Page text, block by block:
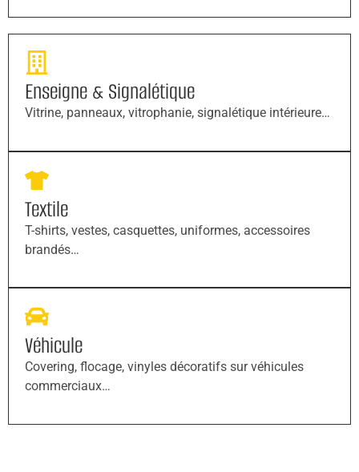
Enseigne & Signalétique
Vitrine, panneaux, vitrophanie, signalétique intérieure…
Textile
T-shirts, vestes, casquettes, uniformes, accessoires
brandés…
Véhicule
Covering, flocage, vinyles décoratifs sur véhicules
commerciaux…